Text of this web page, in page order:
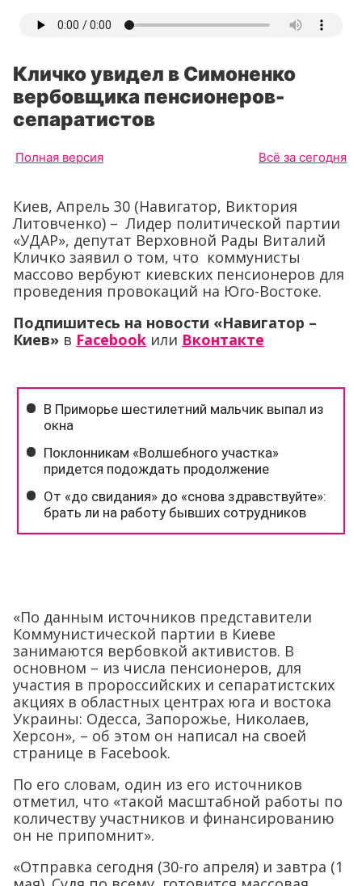
Кличко увидел в Симоненко
вербовщика пенсионеров-
сепаратистов
Полная версия Всё за сегодня
Киев, Апрель 30 (Навигатор, Виктория
Литовченко) – Лидер политической партии
«УДАР», депутат Верховной Рады Виталий
Кличко заявил о том, что коммунисты
массово вербуют киевских пенсионеров для
проведения провокаций на Юго-Востоке.
Подпишитесь на новости «Навигатор –
Киев» в Facebook или Вконтакте
«По данным источников представители
Коммунистической партии в Киеве
занимаются вербовкой активистов. В
основном – из числа пенсионеров, для
участия в пророссийских и сепаратистских
акциях в областных центрах юга и востока
Украины: Одесса, Запорожье, Николаев,
Херсон», – об этом он написал на своей
странице в Facebook.
По его словам, один из его источников
отметил, что «такой масштабной работы по
количеству участников и финансированию
он не припомнит».
«Отправка сегодня (30-го апреля) и завтра (1